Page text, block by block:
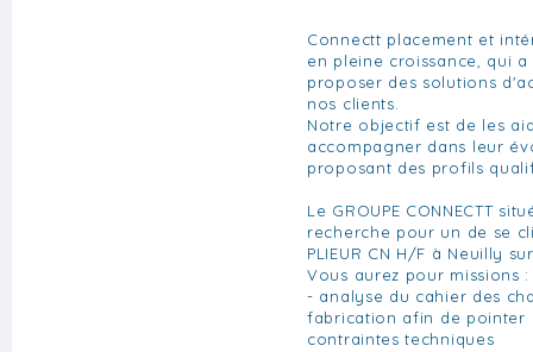
Connectt placement et
en pleine croissance, qui
proposer des solutions
nos clients.
Notre objectif est de les
accompagner dans leur
proposant des profils
Le GROUPE CONNECTT
recherche pour un de se
PLIEUR CN H/F à Neuilly
Vous aurez pour missions :
- analyse du cahier des
fabrication afin de pointer
contraintes techniques